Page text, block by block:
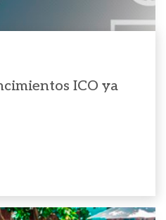
ICO ya